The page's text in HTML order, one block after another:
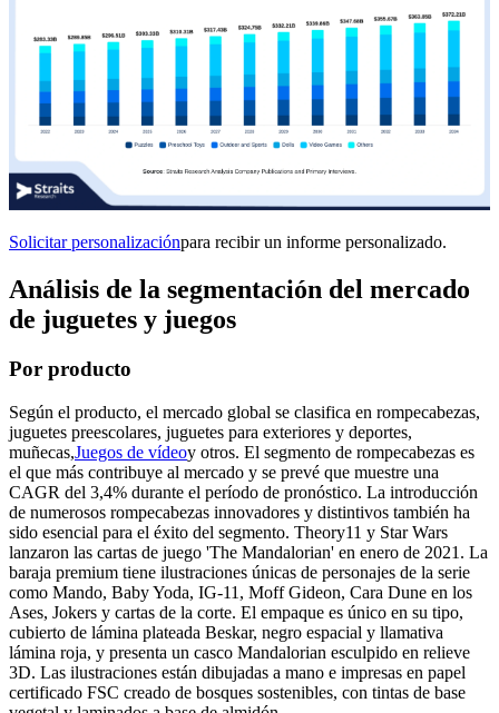
Solicitar personalizaciónpara recibir un informe personalizado.
Análisis de la segmentación del mercado
de juguetes y juegos
Por producto
Según el producto, el mercado global se clasifica en rompecabezas,
juguetes preescolares, juguetes para exteriores y deportes,
muñecas,Juegos de vídeoy otros. El segmento de rompecabezas es
el que más contribuye al mercado y se prevé que muestre una
CAGR del 3,4% durante el período de pronóstico. La introducción
de numerosos rompecabezas innovadores y distintivos también ha
sido esencial para el éxito del segmento. Theory11 y Star Wars
lanzaron las cartas de juego 'The Mandalorian' en enero de 2021. La
baraja premium tiene ilustraciones únicas de personajes de la serie
como Mando, Baby Yoda, IG-11, Moff Gideon, Cara Dune en los
Ases, Jokers y cartas de la corte. El empaque es único en su tipo,
cubierto de lámina plateada Beskar, negro espacial y llamativa
lámina roja, y presenta un casco Mandalorian esculpido en relieve
3D. Las ilustraciones están dibujadas a mano e impresas en papel
certificado FSC creado de bosques sostenibles, con tintas de base